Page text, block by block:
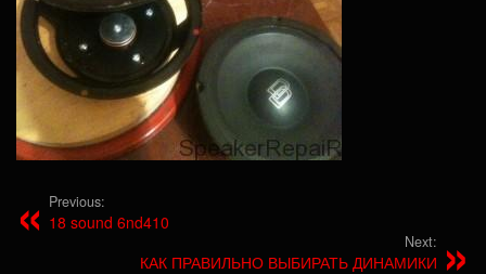
Previous:
18 sound 6nd410
Next:
КАК ПРАВИЛЬНО ВЫБИРАТЬ ДИНАМИКИ